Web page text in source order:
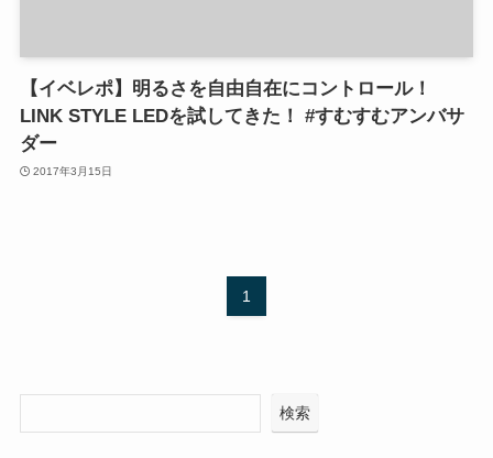
【イベレポ】明るさを自由自在にコントロール！
LINK STYLE LEDを試してきた！ #すむすむアンバサ
ダー
2017年3月15日
1
検索